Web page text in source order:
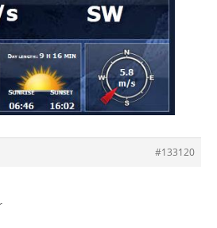
#133120